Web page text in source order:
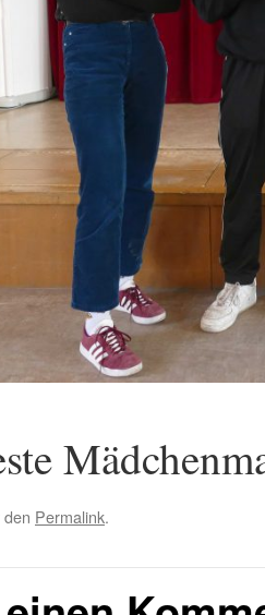
Permalink.